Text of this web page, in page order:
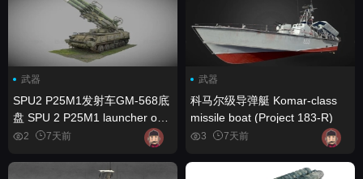
武器
SPU2 P25M1发射车GM-568底
盘 SPU 2 P25M1 launcher on
the GM-568
2 7天前
武器
科马尔级导弹艇 Komar-class
missile boat (Project 183-R)
3 7天前